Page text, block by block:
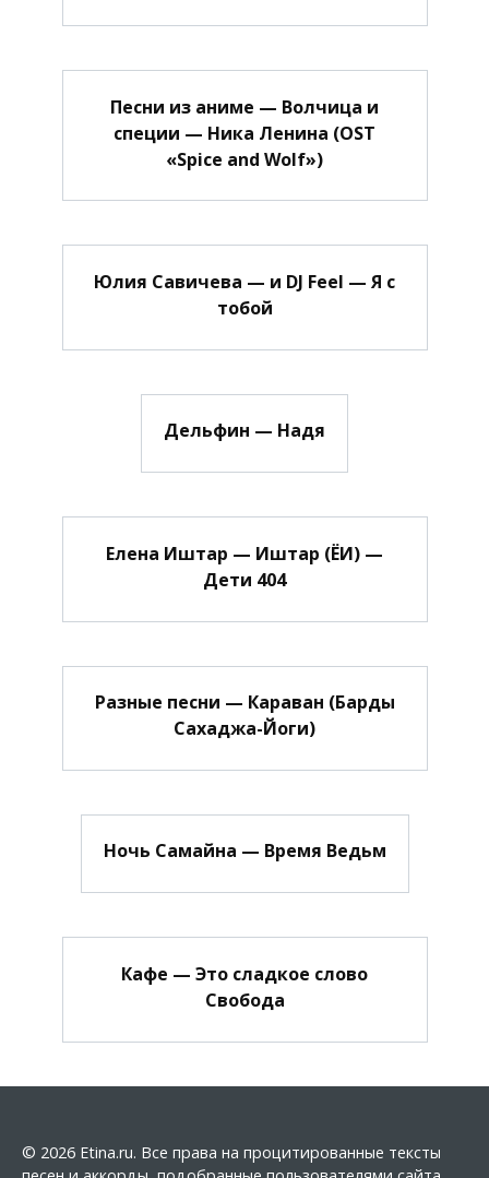
Песни из аниме — Волчица и
специи — Ника Ленина (OST
«Spice and Wolf»)
Юлия Савичева — и DJ Feel — Я с
тобой
Дельфин — Надя
Елена Иштар — Иштар (ЁИ) —
Дети 404
Разные песни — Караван (Барды
Сахаджа-Йоги)
Ночь Самайна — Время Ведьм
Кафе — Это сладкое слово
Свобода
© 2026 Etina.ru. Все права на процитированные тексты